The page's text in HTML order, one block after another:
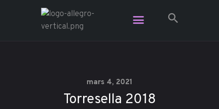
mars 4, 2021
Torresella 2018
Vidéo